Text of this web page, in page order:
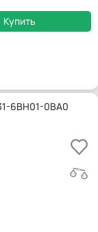
Купить
6BH01-0BA0